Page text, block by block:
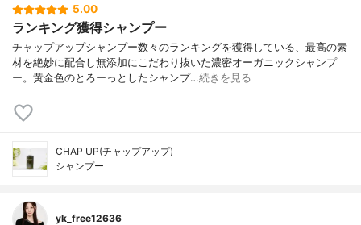
5.00
ランキング獲得シャンプー
チャップアップシャンプー数々のランキングを獲得している、最高の素
材を絶妙に配合し無添加にこだわり抜いた濃密オーガニックシャンプ
ー。黄金色のとろーっとしたシャンプ…続きを見る
CHAP UP(チャップアップ)
シャンプー
yk_free12636